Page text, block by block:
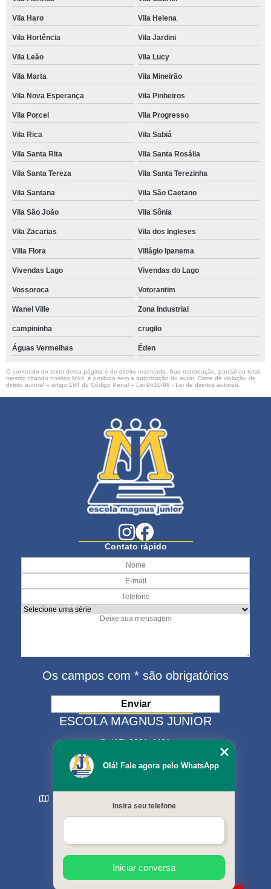
Vila Haro Vila Helena
Vila Hortência Vila Jardini
Vila Leão Vila Lucy
Vila Marta Vila Mineirão
Vila Nova Esperança Vila Pinheiros
Vila Porcel Vila Progresso
Vila Rica Vila Sabiá
Vila Santa Rita Vila Santa Rosália
Vila Santa Tereza Vila Santa Terezinha
Vila Santana Vila São Caetano
Vila São João Vila Sônia
Vila Zacarias Vila dos Ingleses
Villa Flora Villágio Ipanema
Vivendas Lago Vivendas do Lago
Vossoroca Votorantim
Wanel Ville Zona Industrial
campininha crugilo
Águas Vermelhas Éden
O conteúdo do texto desta página é de direito reservado. Sua reprodução, parcial ou total,
mesmo citando nossos links, é proibida sem a autorização do autor. Crime de violação de
direito autoral – artigo 184 do Código Penal – Lei 9610/98 - Lei de direitos autorais
Contato rápido
Os campos com * são obrigatórios
ESCOLA MAGNUS JUNIOR
(15) 3321-4401
(15) 99630-9333
matriculas@escolamagnus.com.br
Sorocaba - SP - CEP: 18044-130
MENU
Cursos oferecidos
Olá! Fale agora pelo WhatsApp
Insira seu telefone
Iniciar conversa